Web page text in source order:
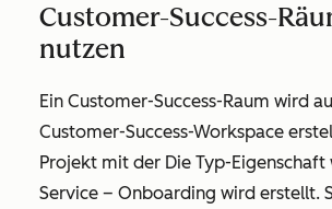
Customer-Success-
nutzen
Ein Customer-Success-Raum wird
Customer-Success-Workspace
Projekt mit der Die Typ-Eigenschaft
Service – Onboarding wird erstellt.